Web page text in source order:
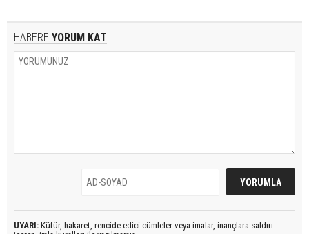
HABERE YORUM KAT
UYARI: Küfür, hakaret, rencide edici cümleler veya imalar, inançlara saldırı